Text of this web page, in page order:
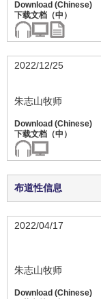
2022/12/25
朱志山牧师
布道性信息
2022/04/17
朱志山牧师